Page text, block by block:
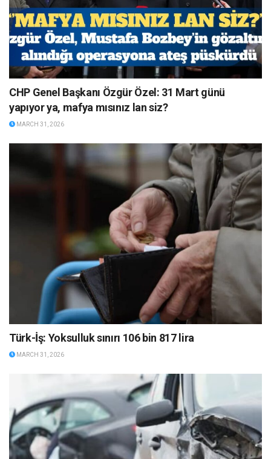
CHP Genel Başkanı Özgür Özel: 31 Mart günü
yapıyor ya, mafya mısınız lan siz?
MARCH 31, 2026
Türk-İş: Yoksulluk sınırı 106 bin 817 lira
MARCH 31, 2026